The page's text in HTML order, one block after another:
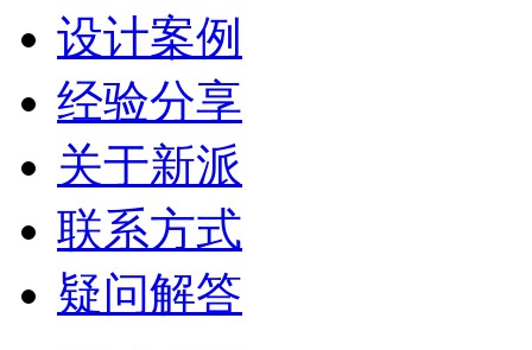
设计案例
经验分享
关于新派
联系方式
疑问解答